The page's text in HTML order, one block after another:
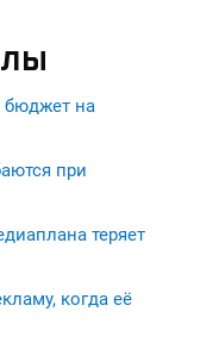
бюджет на
при
теряет
когда её